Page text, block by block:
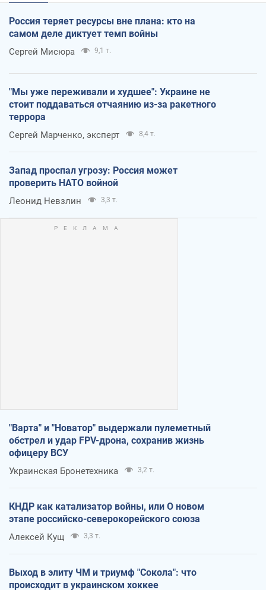
Россия теряет ресурсы вне плана: кто на
самом деле диктует темп войны
Сергей Мисюра 9,1 т.
"Мы уже переживали и худшее": Украине не
стоит поддаваться отчаянию из-за ракетного
террора
Сергей Марченко, эксперт 8,4 т.
Запад проспал угрозу: Россия может
проверить НАТО войной
Леонид Невзлин 3,3 т.
"Варта" и "Новатор" выдержали пулеметный
обстрел и удар FPV-дрона, сохранив жизнь
офицеру ВСУ
Украинская Бронетехника 3,2 т.
КНДР как катализатор войны, или О новом
этапе российско-северокорейского союза
Алексей Кущ 3,3 т.
Выход в элиту ЧМ и триумф "Сокола": что
происходит в украинском хоккее